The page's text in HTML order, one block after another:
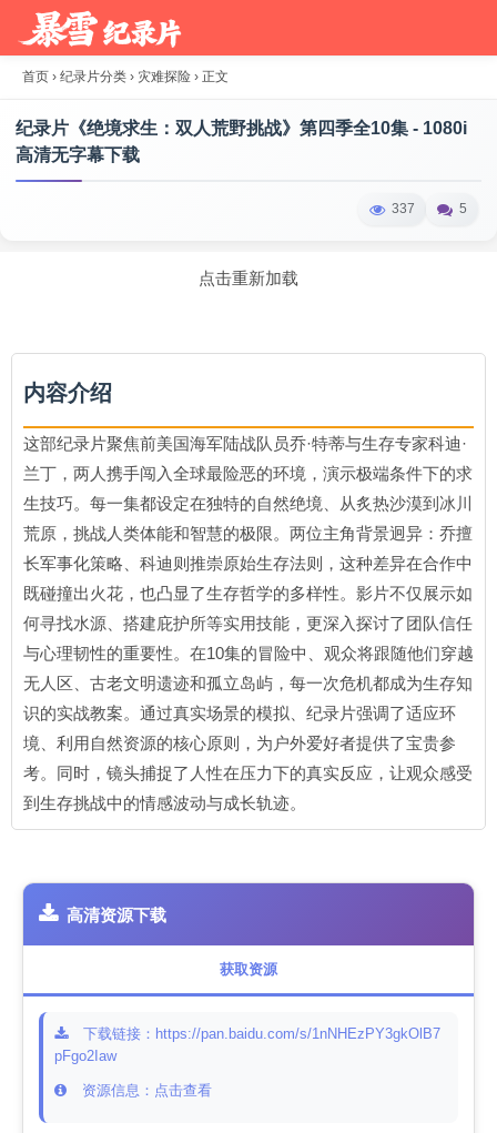
首页 › 纪录片分类 › 灾难探险 › 正文
纪录片《绝境求生：双人荒野挑战》第四季全10集 - 1080i
高清无字幕下载
337 5
点击重新加载
内容介绍
这部纪录片聚焦前美国海军陆战队员乔·特蒂与生存专家科迪·
兰丁，两人携手闯入全球最险恶的环境，演示极端条件下的求
生技巧。每一集都设定在独特的自然绝境、从炙热沙漠到冰川
荒原，挑战人类体能和智慧的极限。两位主角背景迥异：乔擅
长军事化策略、科迪则推崇原始生存法则，这种差异在合作中
既碰撞出火花，也凸显了生存哲学的多样性。影片不仅展示如
何寻找水源、搭建庇护所等实用技能，更深入探讨了团队信任
与心理韧性的重要性。在10集的冒险中、观众将跟随他们穿越
无人区、古老文明遗迹和孤立岛屿，每一次危机都成为生存知
识的实战教案。通过真实场景的模拟、纪录片强调了适应环
境、利用自然资源的核心原则，为户外爱好者提供了宝贵参
考。同时，镜头捕捉了人性在压力下的真实反应，让观众感受
到生存挑战中的情感波动与成长轨迹。
高清资源下载
获取资源
下载链接：https://pan.baidu.com/s/1nNHEzPY3gkOlB7
pFgo2Iaw
资源信息：点击查看